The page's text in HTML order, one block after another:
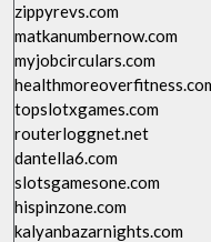
zippyrevs.com
matkanumbernow.com
myjobcirculars.com
topslotxgames.com
routerloggnet.net
dantella6.com
slotsgamesone.com
hispinzone.com
kalyanbazarnights.com